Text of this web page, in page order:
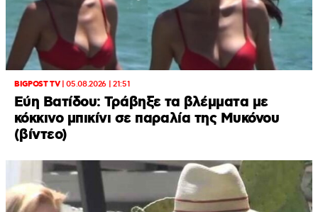
BIGPOST TV|05.08.2026 | 21:51
Εύη Βατίδου: Τράβηξε τα βλέμματα με
κόκκινο μπικίνι σε παραλία της Μυκόνου
(βίντεο)